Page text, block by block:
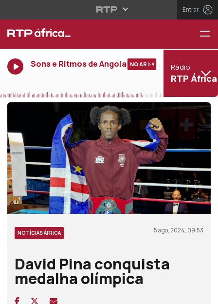
Entrar
Sons e Ritmos de Angola NO AR Rádio
RTP África
NOTÍCIAS ÁFRICA 5 ago, 2024, 09:53
David Pina conquista
medalha olímpica